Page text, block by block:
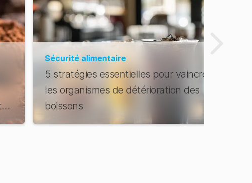
Sécurité alimentaire
5 stratégies essentielles pour vaincre
les organismes de détérioration des
boissons